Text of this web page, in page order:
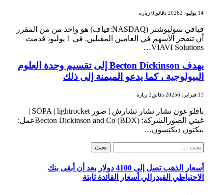
14 يوليو، 2026 2 دقائق 0 زيارة
فيافي سوليوشنز (NASDAQ:فياف) هو واحد من من المقرر
أن تنفجر الأسهم في العامين المقبلين. في 1 يوليو، قدمت
VIAVI Solutions…
يهدف Becton Dickinson إلى تقسيم وحدة العلوم
البيولوجية ، كما يدعو الميمنة إلى ذلك
13 فبراير، 2025 6 دقائق 2 زيارة
بافلو غون تشار تشار تشارش | صور SOPA | lightrocket |
غيتي الصورالشركة: Becton Dickinson and Co (BDX)عمل:
بيكتون ديكنسون…
البحث
أسعار الذهب تصل إلى 4100 دولار بعد أن أبقى بنك
الاحتياطي الفيدرالي أسعار الفائدة ثابتة